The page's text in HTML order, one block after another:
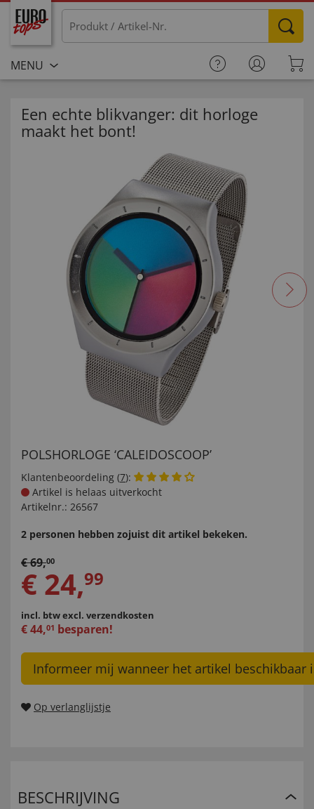
MENU
Een echte blikvanger: dit horloge
maakt het bont!
POLSHORLOGE ‘CALEIDOSCOOP’
Klantenbeoordeling (7):
Artikel is helaas uitverkocht
Artikelnr.: 26567
2 personen hebben zojuist dit artikel bekeken.
€69,00
€ 24,99
incl. btwexcl. verzendkosten
€44,01 besparen!
Informeer mij wanneer het artikel beschikbaar
Op verlanglijstje
BESCHRIJVING